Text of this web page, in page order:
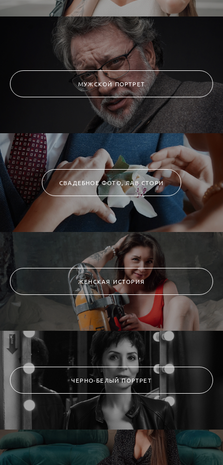
МУЖСКОЙ ПОРТРЕТ
СВАДЕБНОЕ ФОТО, ЛАВ СТОРИ
ЖЕНСКАЯ ИСТОРИЯ
ЧЕРНО-БЕЛЫЙ ПОРТРЕТ